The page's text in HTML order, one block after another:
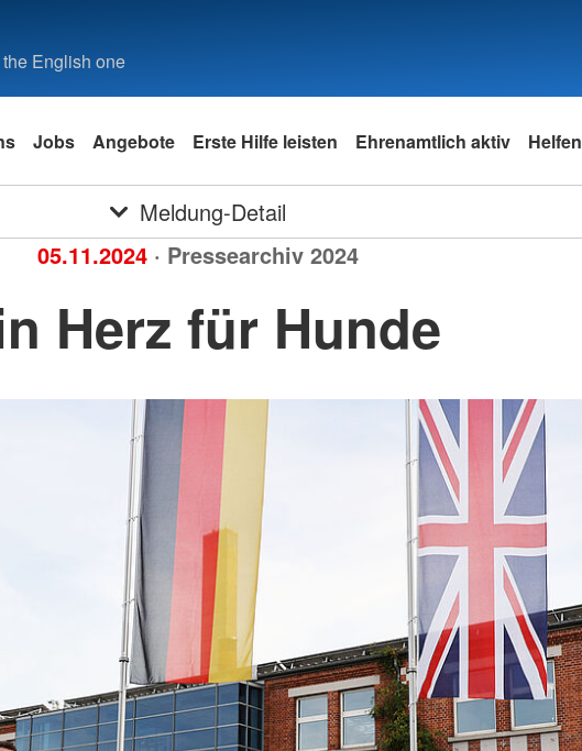
English one
Jobs Angebote Erste Hilfe leisten Ehrenamtlich aktiv Helfen
Meldung-Detail
05.11.2024 · Pressearchiv 2024
Herz für Hunde